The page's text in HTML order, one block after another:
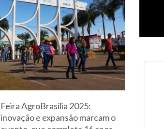
Feira AgroBrasília 2025:
inovação e expansão marcam o